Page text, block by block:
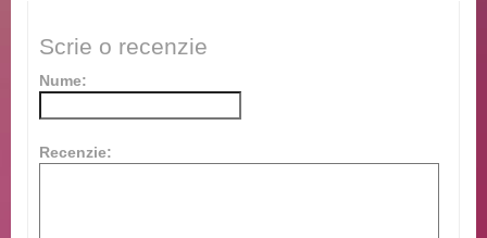
Scrie o recenzie
Nume:
Recenzie: